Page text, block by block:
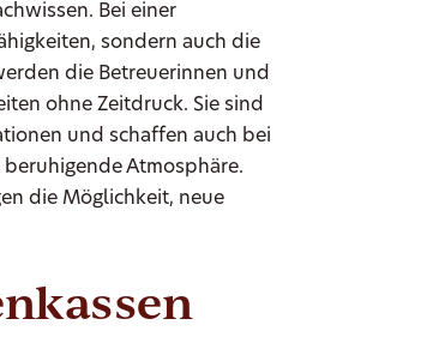
Bei einer
sondern auch die
die Betreuerinnen und
ohne Zeitdruck. Sie sind
und schaffen auch bei
Atmosphäre.
die Möglichkeit, neue